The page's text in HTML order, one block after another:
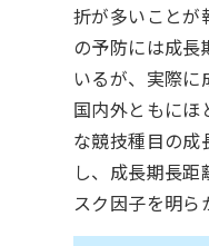
折が多いことが
の予防には成
いるが、実際
国内外ともに
な競技種目の
し、成長期長
スク因子を明ら